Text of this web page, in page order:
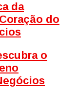
da
do
o